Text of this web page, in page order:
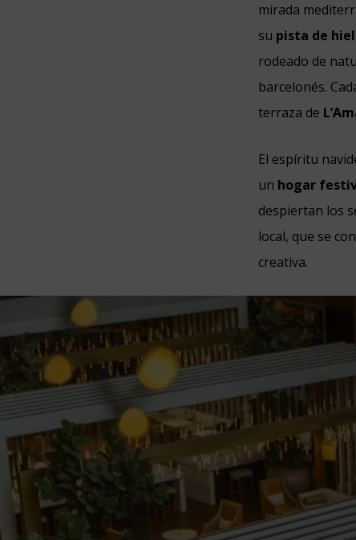
mirada
su pista de
rodeado de
barcelonés.
terraza de
El espíritu
un hogar
despiertan los
local, que se
creativa.